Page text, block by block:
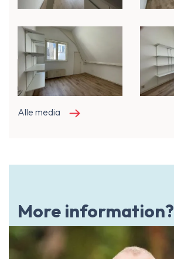
Alle media
More information?